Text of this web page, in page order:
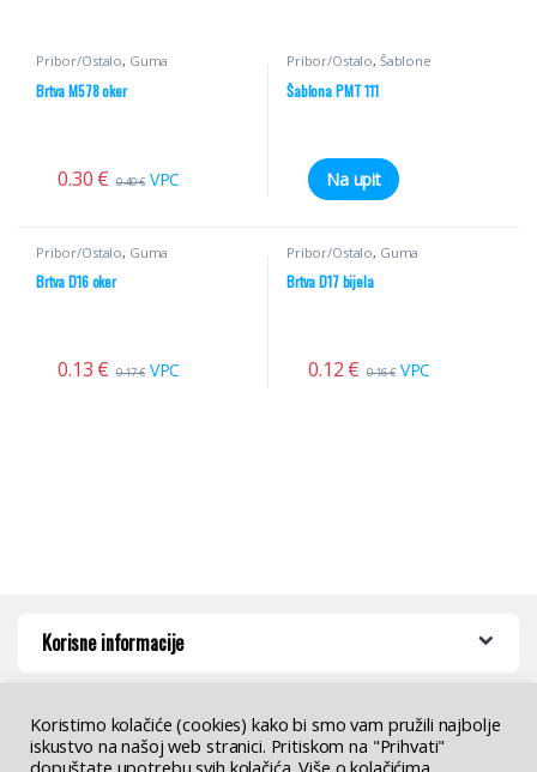
Pribor/Ostalo, Guma
Brtva M578 oker
0.30 € 0.40€ VPC
Pribor/Ostalo, Šablone
Šablona PMT 111
Na upit
Pribor/Ostalo, Guma
Brtva D16 oker
0.13 € 0.17€ VPC
Pribor/Ostalo, Guma
Brtva D17 bijela
0.12 € 0.16€ VPC
Korisne informacije
Koristimo kolačiće (cookies) kako bi smo vam pružili najbolje
iskustvo na našoj web stranici. Pritiskom na "Prihvati"
dopuštate upotrebu svih kolačića. Više o kolačićima